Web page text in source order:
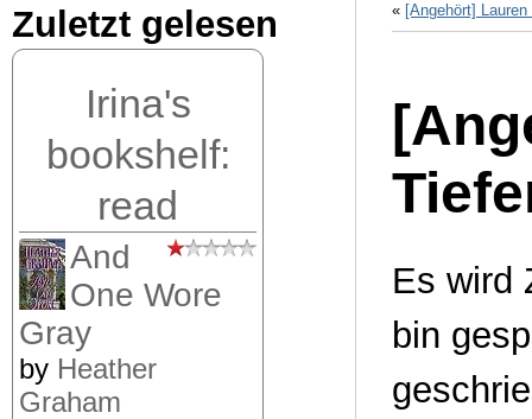
Zuletzt gelesen
Irina's
bookshelf:
read
And
One Wore
Gray
by Heather
Graham
« [Angehört]
Es wird
bin